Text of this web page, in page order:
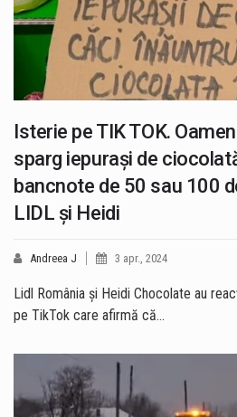
Isterie pe TIK TOK.
sparg iepuraşi de
bancnote de 50 sau 100
LIDL şi Heidi
Andreea J 3 apr., 2024
Lidl România și Heidi Chocolate au
pe TikTok care afirmă că…